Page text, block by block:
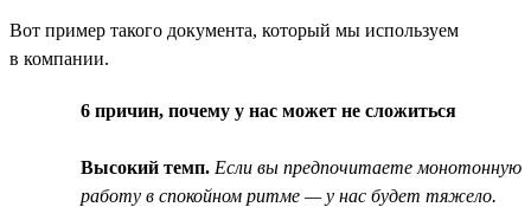
Вот пример такого документа, который мы используем
в компании.
6 причин, почему у нас может не сложиться
Высокий темп. Если вы предпочитаете монотонную
работу в спокойном ритме — у нас будет тяжело.